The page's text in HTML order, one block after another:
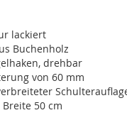
lackiert
Buchenholz
drehbar
von 60 mm
50 cm